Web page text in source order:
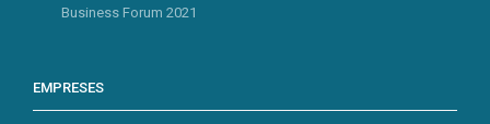
Business Forum 2021
EMPRESES